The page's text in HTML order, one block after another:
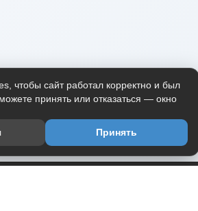
чтобы сайт работал корректно и был
принять или отказаться — окно
Принять